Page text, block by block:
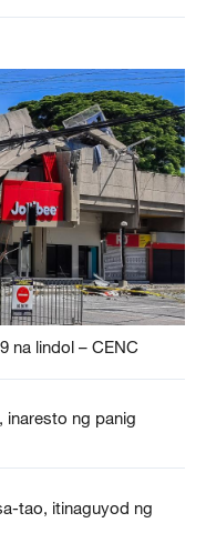
na lindol – CENC
inaresto ng panig
tao, itinaguyod ng